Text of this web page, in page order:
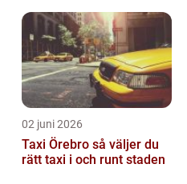
02 juni 2026
Taxi Örebro så väljer du
rätt taxi i och runt staden